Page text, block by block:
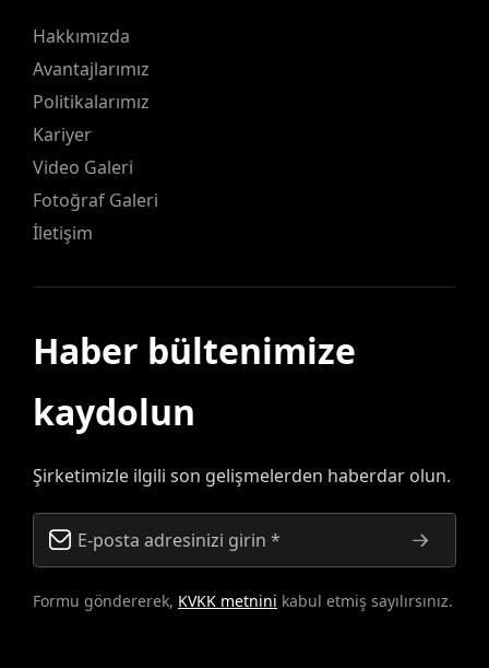
Hakkımızda
Avantajlarımız
Politikalarımız
Kariyer
Video Galeri
Fotoğraf Galeri
İletişim
Haber bültenimize
kaydolun
Şirketimizle ilgili son gelişmelerden haberdar olun.
Formu göndererek, KVKK metnini kabul etmiş sayılırsınız.